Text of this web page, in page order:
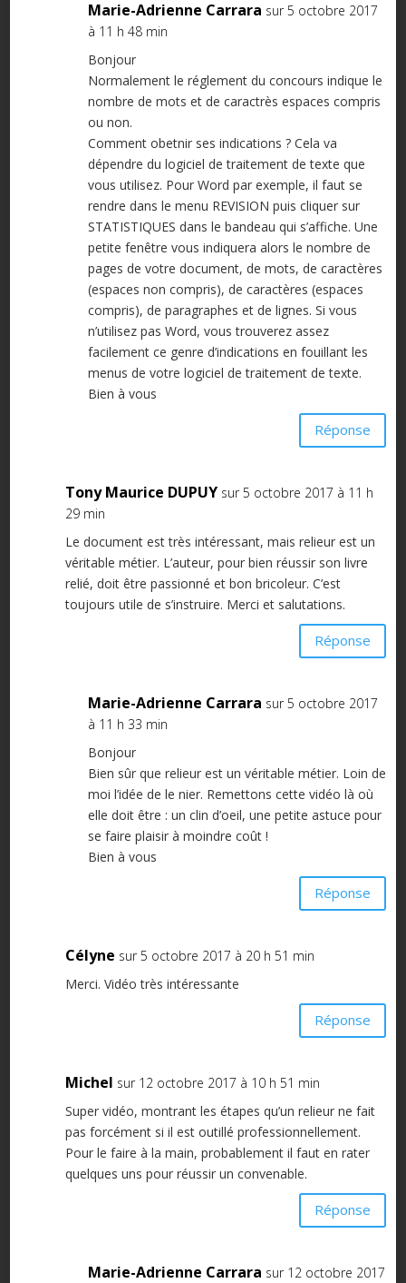
Marie-Adrienne Carrara sur 5 octobre 2017
à 11 h 48 min
Bonjour
Normalement le réglement du concours indique le
nombre de mots et de caractrès espaces compris
ou non.
Comment obetnir ses indications ? Cela va
dépendre du logiciel de traitement de texte que
vous utilisez. Pour Word par exemple, il faut se
rendre dans le menu REVISION puis cliquer sur
STATISTIQUES dans le bandeau qui s’affiche. Une
petite fenêtre vous indiquera alors le nombre de
pages de votre document, de mots, de caractères
(espaces non compris), de caractères (espaces
compris), de paragraphes et de lignes. Si vous
n’utilisez pas Word, vous trouverez assez
facilement ce genre d’indications en fouillant les
menus de votre logiciel de traitement de texte.
Bien à vous
Réponse
Tony Maurice DUPUY sur 5 octobre 2017 à 11 h
29 min
Le document est très intéressant, mais relieur est un
véritable métier. L’auteur, pour bien réussir son livre
relié, doit être passionné et bon bricoleur. C’est
toujours utile de s’instruire. Merci et salutations.
Réponse
Marie-Adrienne Carrara sur 5 octobre 2017
à 11 h 33 min
Bonjour
Bien sûr que relieur est un véritable métier. Loin de
moi l’idée de le nier. Remettons cette vidéo là où
elle doit être : un clin d’oeil, une petite astuce pour
se faire plaisir à moindre coût !
Bien à vous
Réponse
Célyne sur 5 octobre 2017 à 20 h 51 min
Merci. Vidéo très intéressante
Réponse
Michel sur 12 octobre 2017 à 10 h 51 min
Super vidéo, montrant les étapes qu’un relieur ne fait
pas forcément si il est outillé professionnellement.
Pour le faire à la main, probablement il faut en rater
quelques uns pour réussir un convenable.
Réponse
Marie-Adrienne Carrara sur 12 octobre 2017